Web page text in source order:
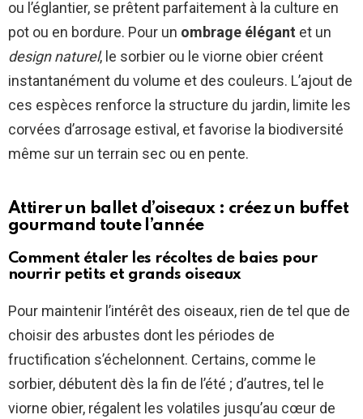
ou l’églantier, se prêtent parfaitement à la culture en
pot ou en bordure. Pour un ombrage élégant et un
design naturel, le sorbier ou le viorne obier créent
instantanément du volume et des couleurs. L’ajout de
ces espèces renforce la structure du jardin, limite les
corvées d’arrosage estival, et favorise la biodiversité
même sur un terrain sec ou en pente.
Attirer un ballet d’oiseaux : créez un buffet
gourmand toute l’année
Comment étaler les récoltes de baies pour
nourrir petits et grands oiseaux
Pour maintenir l’intérêt des oiseaux, rien de tel que de
choisir des arbustes dont les périodes de
fructification s’échelonnent. Certains, comme le
sorbier, débutent dès la fin de l’été ; d’autres, tel le
viorne obier, régalent les volatiles jusqu’au cœur de